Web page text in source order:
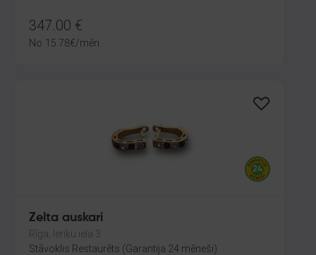
347.00 €
No 15.78€/mēn.
Zelta auskari
Rīga, Ieriķu iela 3
Stāvoklis Restaurēts (Garantija 24 mēneši)